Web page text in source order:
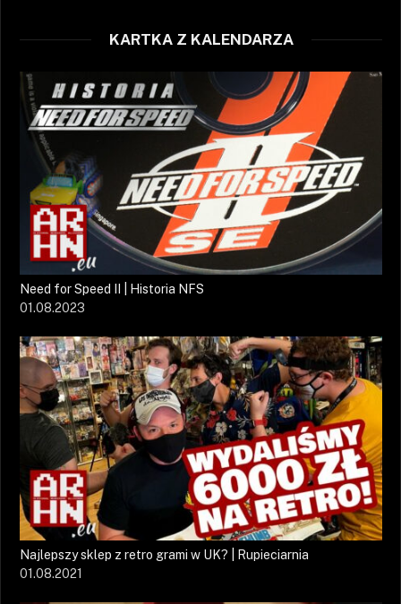
KARTKA Z KALENDARZA
Need for Speed II | Historia NFS
01.08.2023
Najlepszy sklep z retro grami w UK? | Rupieciarnia
01.08.2021